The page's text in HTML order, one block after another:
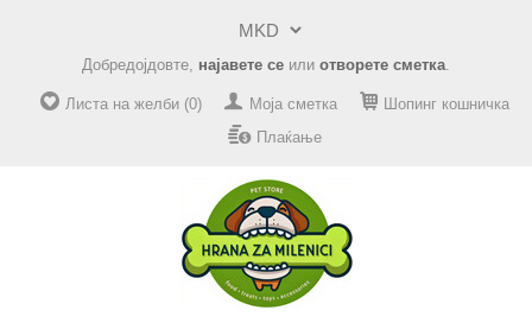
Добредојдовте, најавете се или отворете сметка.
Листа на желби (0) Моја сметка
Шопинг кошничка
Плаќање